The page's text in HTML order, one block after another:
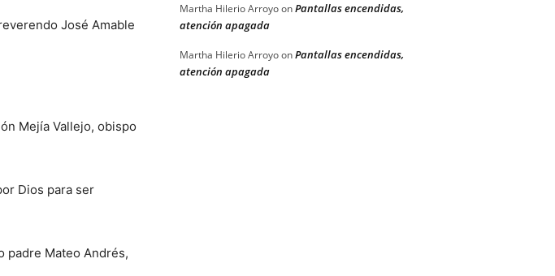
José Amable
Mejía Vallejo, obispo
Dios para ser
padre Mateo Andrés,
Martha Hilerio ArroyoonPantallas encendidas,
atención apagada
Martha Hilerio ArroyoonPantallas encendidas,
atención apagada